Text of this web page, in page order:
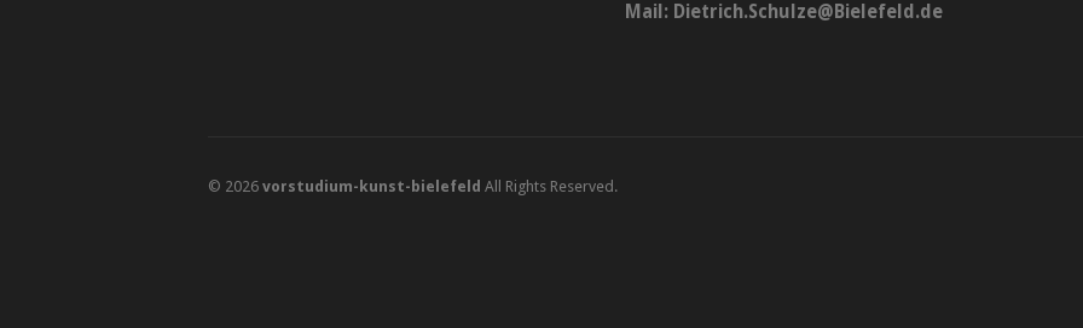
Mail: Dietrich.Schulze@Bielefeld.de
© 2026 vorstudium-kunst-bielefeld All Rights Reserved.